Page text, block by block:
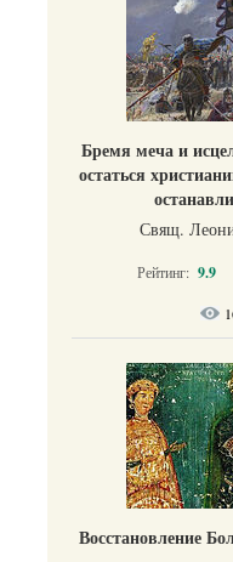
Бремя меча и
остаться
Свящ.
Рейтинг: 9.9
Восстановление